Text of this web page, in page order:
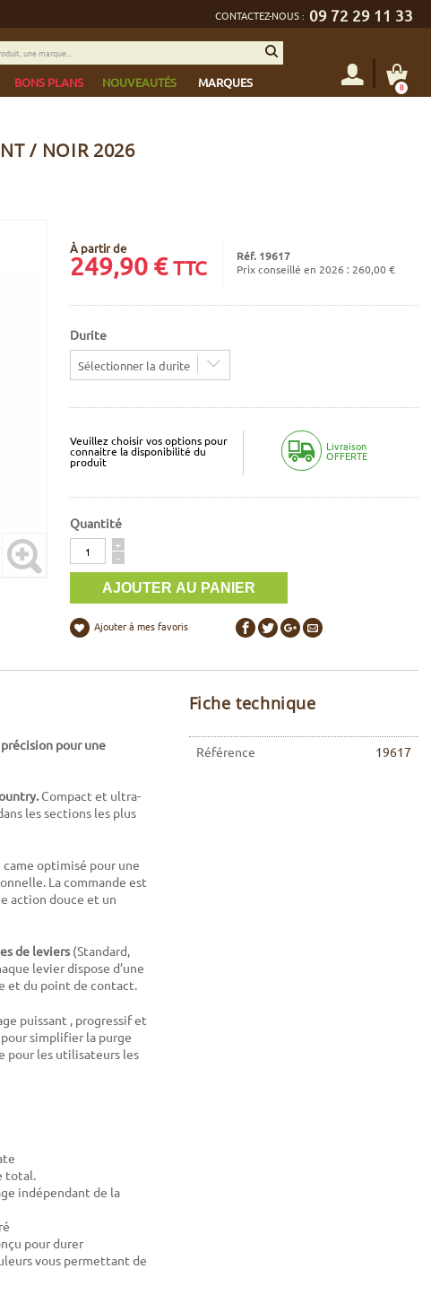
CONTACTEZ-NOUS : 09 72 29 11 33
BONS PLANS NOUVEAUTÉS MARQUES 0
/ NOIR 2026
À partir de
249,90€ TTC
Réf. 19617
Prix conseillé en 2026 : 260,00 €
Durite
Sélectionner la durite
Veuillez choisir vos options pour
connaitre la disponibilité du
produit
Livraison
OFFERTE
Quantité
Quantité
+
-
Ajouter à mes favoris
pour une
Compact et ultra-
les sections les plus
optimisé pour une
La commande est
action douce et un
de leviers(Standard,
levier dispose d’une
et du point de contact.
puissant , progressif et
simplifier la purge
pour les utilisateurs les
total.
indépendant de la
pour durer
vous permettant de
Fiche technique
Référence 19617